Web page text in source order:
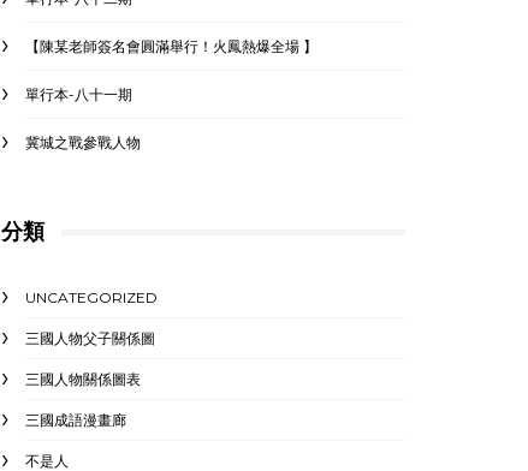
【陳某老師簽名會圓滿舉行！火鳳熱爆全場 】
單行本-八十一期
冀城之戰參戰人物
分類
UNCATEGORIZED
三國人物父子關係圖
三國人物關係圖表
三國成語漫畫廊
不是人